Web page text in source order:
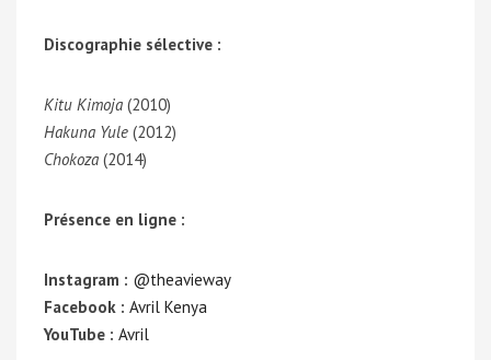
Discographie sélective :
Kitu Kimoja (2010)
Hakuna Yule (2012)
Chokoza (2014)
Présence en ligne :
Instagram : @theavieway
Facebook : Avril Kenya
YouTube : Avril